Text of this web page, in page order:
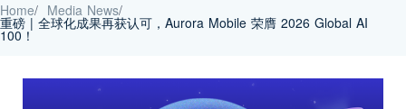
Home/ Media News/
重磅 | 全球化成果再获认可，Aurora Mobile 荣膺 2026 Global AI
100！